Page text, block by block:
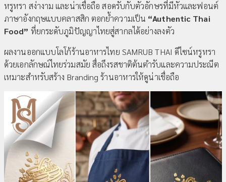
หรูหรา สง่างาม และน่าเชื่อถือ สอดรับกับตัวอักษรที่มีหัวและฟอนต์
ภาษาอังกฤษแบบคลาสสิก ตอกย้ำความเป็น “Authentic Thai
Food” ที่ยกระดับภูมิปัญญาไทยสู่สากลได้อย่างลงตัว
ผลงานออกแบบโลโก้ร้านอาหารไทย SAMRUB THAI ดีไซน์หรูหรา
ด้วยเอกลักษณ์ไทยร่วมสมัย สื่อถึงรสชาติต้นตำรับและความประณีต
เหมาะสำหรับสร้าง Branding ร้านอาหารให้ดูน่าเชื่อถือ